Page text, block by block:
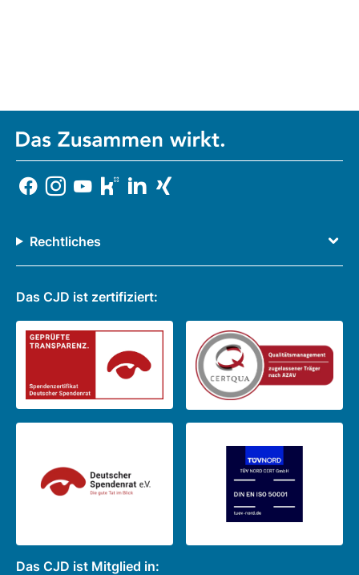
Rechtliches
Das CJD ist zertifiziert:
Das CJD ist Mitglied in: